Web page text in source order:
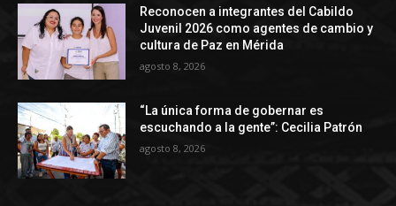
Reconocen a integrantes del Cabildo
Juvenil 2026 como agentes de cambio y
cultura de Paz en Mérida
agosto 8, 2026
“La única forma de gobernar es
escuchando a la gente”: Cecilia Patrón
agosto 8, 2026